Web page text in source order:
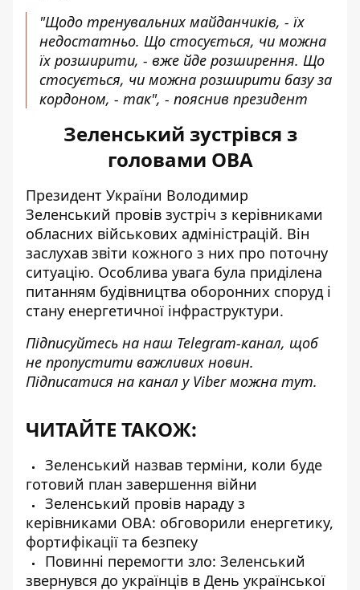
"Щодо тренувальних майданчиків, - їх
недостатньо. Що стосується, чи можна
їх розширити, - вже йде розширення. Що
стосується, чи можна розширити базу за
кордоном, - так", - пояснив президент
Зеленський зустрівся з
головами ОВА
Президент України Володимир
Зеленський провів зустріч з керівниками
обласних військових адміністрацій. Він
заслухав звіти кожного з них про поточну
ситуацію. Особлива увага була приділена
питанням будівництва оборонних споруд і
стану енергетичної інфраструктури.
Підписуйтесь на наш Telegram-канал, щоб
не пропустити важливих новин.
Підписатися на канал у Viber можна тут.
ЧИТАЙТЕ ТАКОЖ:
Зеленський назвав терміни, коли буде
готовий план завершення війни
Зеленський провів нараду з
керівниками ОВА: обговорили енергетику,
фортифікації та безпеку
Повинні перемогти зло: Зеленський
звернувся до українців в День української